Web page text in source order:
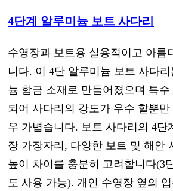
4단계 알루미늄 보트 사다리
수영장과 보트용 실용적이고 아름
니다. 이 4단 알루미늄 보트 사다리
늄 합금 소재로 만들어졌으며 특
되어 사다리의 강도가 우수 할뿐만
우 가볍습니다. 보트 사다리의 4단
장 가장자리, 다양한 보트 및 해안
높이 차이를 충분히 고려합니다(3
도 사용 가능). 개인 수영장 옆의